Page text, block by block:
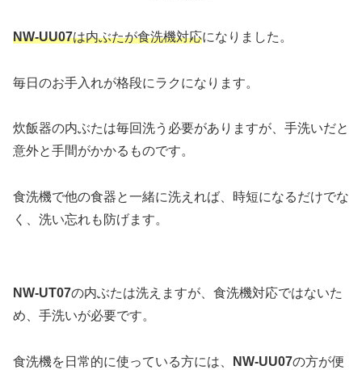
NW-UU07は内ぶたが食洗機対応になりました。
毎日のお手入れが格段にラクになります。
炊飯器の内ぶたは毎回洗う必要がありますが、手洗いだと
意外と手間がかかるものです。
食洗機で他の食器と一緒に洗えれば、時短になるだけでな
く、洗い忘れも防げます。
NW-UT07の内ぶたは洗えますが、食洗機対応ではないた
め、手洗いが必要です。
食洗機を日常的に使っている方には、 NW-UU07の方が便